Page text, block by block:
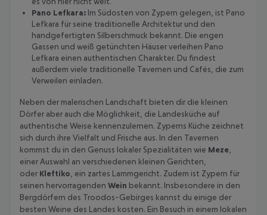
Pano Lefkara: Im Südosten von Zypern gelegen, ist Pano
Lefkara für seine traditionelle Architektur und den
handgefertigten Silberschmuck bekannt. Die engen
Gassen und weiß getünchten Häuser verleihen Pano
Lefkara einen authentischen Charakter. Du findest
außerdem viele traditionelle Tavernen und Cafés, die zum
Verweilen einladen.
Neben der malerischen Landschaft bieten dir die kleinen
Dörfer aber auch die Möglichkeit, die Landesküche auf
authentische Weise kennenzulernen. Zyperns Küche zeichnet
sich durch ihre Vielfalt und Frische aus. In den Tavernen
kommst du in den Genuss lokaler Spezialitäten wie Meze
einer Auswahl an verschiedenen kleinen Gerichten,
oder Kleftiko , ein zartes Lammgericht. Zudem ist Zypern für
seinen hervorragenden Wein bekannt. Insbesondere in den
Bergdörfern des Troodos-Gebirges kannst du einige der
besten Weine des Landes kosten. Ein Besuch in einem lokalen